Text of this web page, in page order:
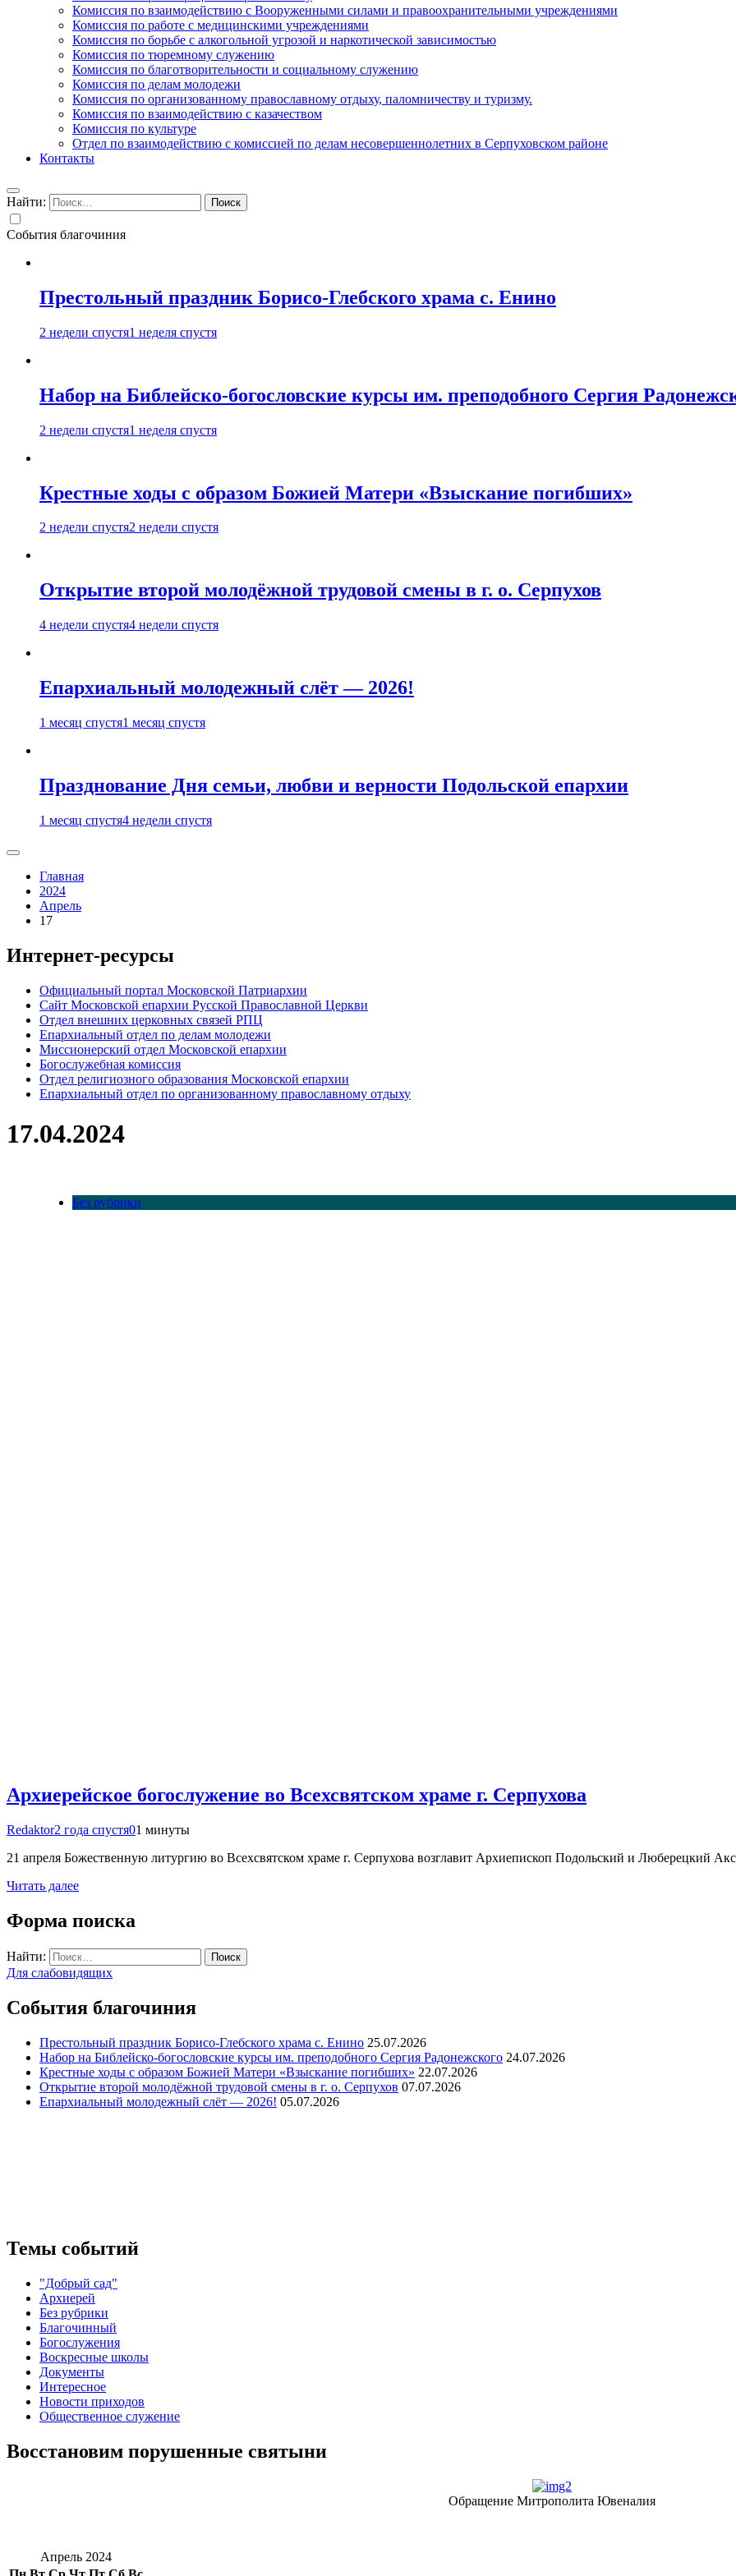
Комиссия по взаимодействию с Вооруженными силами и правоохранительными учреждениями
Комиссия по работе с медицинскими учреждениями
Комиссия по борьбе с алкогольной угрозой и наркотической зависимостью
Комиссия по тюремному служению
Комиссия по благотворительности и социальному служению
Комиссия по делам молодежи
Комиссия по организованному православному отдыху, паломничеству и туризму.
Комиссия по взаимодействию с казачеством
Комиссия по культуре
Отдел по взаимодействию с комиссией по делам несовершеннолетних в Серпуховском районе
Контакты
Найти:
События благочиния
Престольный праздник Борисо-Глебского храма с. Енино
2 недели спустя1 неделя спустя
Набор на Библейско-богословские курсы им. преподобного Сергия
2 недели спустя1 неделя спустя
Крестные ходы с образом Божией Матери «Взыскание погибших»
2 недели спустя2 недели спустя
Открытие второй молодёжной трудовой смены в г. о. Серпухов
4 недели спустя4 недели спустя
Епархиальный молодежный слёт — 2026!
1 месяц спустя1 месяц спустя
Празднование Дня семьи, любви и верности Подольской епархии
1 месяц спустя4 недели спустя
Главная
2024
Апрель
17
Интернет-ресурсы
Официальный портал Московской Патриархии
Сайт Московской епархии Русской Православной Церкви
Отдел внешних церковных связей РПЦ
Епархиальный отдел по делам молодежи
Миссионерский отдел Московской епархии
Богослужебная комиссия
Отдел религиозного образования Московской епархии
Епархиальный отдел по организованному православному отдыху
17.04.2024
Без рубрики
Архиерейское богослужение во Всехсвятском храме г. Серпухова
Redaktor2 года спустя01 минуты
21 апреля Божественную литургию во Всехсвятском храме г. Серпухова возглавит Архиепископ Подольский и Люберецкий
Читать далее
Форма поиска
Найти:
Для слабовидящих
События благочиния
Престольный праздник Борисо-Глебского храма с. Енино 25.07.2026
Набор на Библейско-богословские курсы им. преподобного Сергия Радонежского 24.07.2026
Крестные ходы с образом Божией Матери «Взыскание погибших» 22.07.2026
Открытие второй молодёжной трудовой смены в г. о. Серпухов 07.07.2026
Епархиальный молодежный слёт — 2026! 05.07.2026
Темы событий
"Добрый сад"
Архиерей
Без рубрики
Благочинный
Богослужения
Воскресные школы
Документы
Интересное
Новости приходов
Общественное служение
Восстановим порушенные святыни
Обращение Митрополита Ювеналия
Апрель 2024